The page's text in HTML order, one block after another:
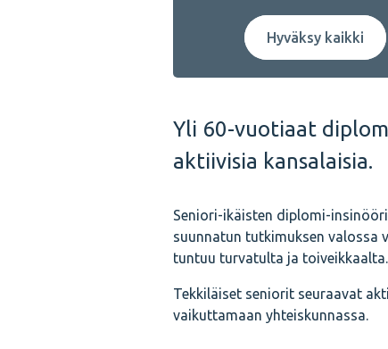
Hyväksy kaikki
Yli 60-vuotiaat
aktiivisia kansalaisia.
Seniori-ikäisten diplomi-
suunnatun tutkimuksen valossa
tuntuu turvatulta ja toiveikkaalta.
Tekkiläiset seniorit seuraavat
vaikuttamaan yhteiskunnassa.